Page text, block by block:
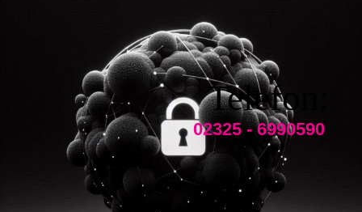
Telefon:
02325 - 6990590